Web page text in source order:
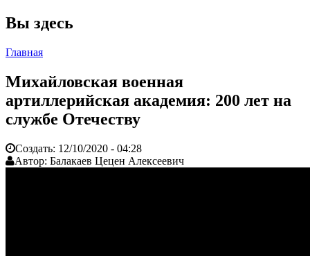
Вы здесь
Главная
Михайловская военная
артиллерийская академия: 200 лет на
службе Отечеству
Создать: 12/10/2020 - 04:28
Автор: Балакаев Цецен Алексеевич